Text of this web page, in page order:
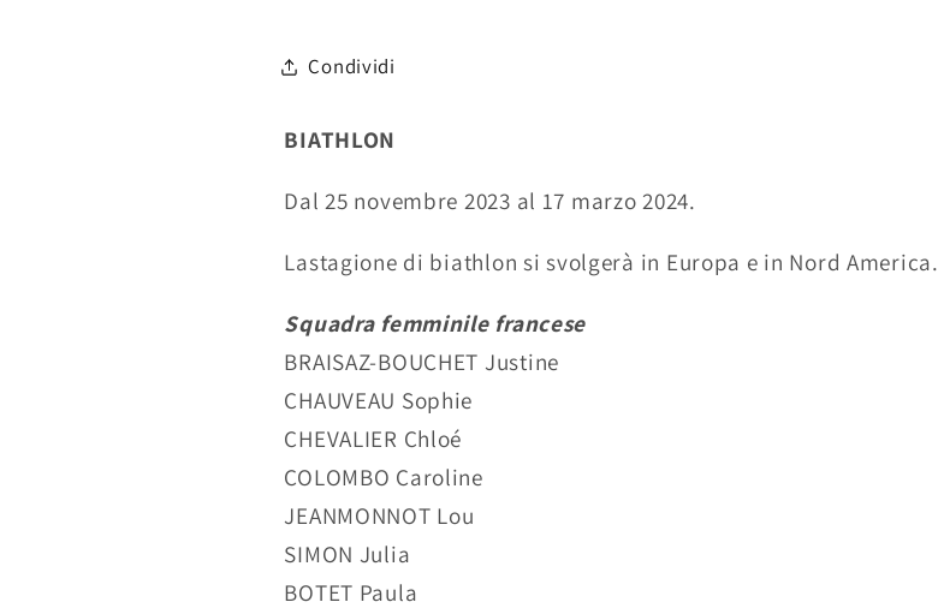
Condividi
BIATHLON
Dal 25 novembre 2023 al 17 marzo 2024.
Lastagione di biathlon sisvolgerà in Europa e in Nord America.
Squadra femminile francese
BRAISAZ-BOUCHET Justine
CHAUVEAU Sophie
CHEVALIER Chloé
COLOMBO Caroline
JEANMONNOT Lou
SIMON Julia
BOTET Paula